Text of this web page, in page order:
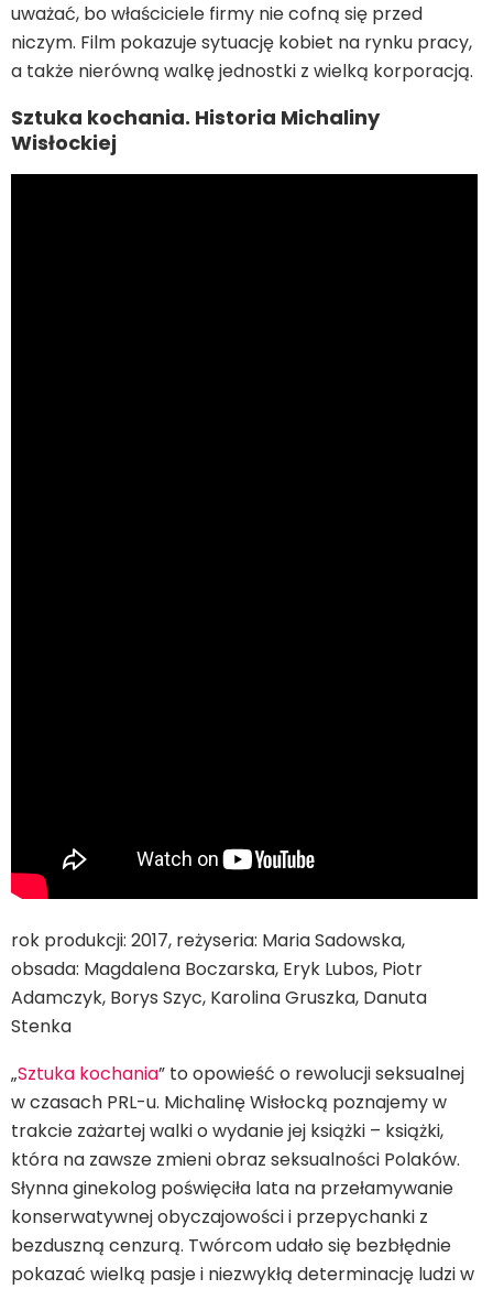
uważać, bo właściciele firmy nie cofną się przed
niczym. Film pokazuje sytuację kobiet na rynku pracy,
a także nierówną walkę jednostki z wielką korporacją.
Sztuka kochania. Historia Michaliny
Wisłockiej
rok produkcji: 2017, reżyseria: Maria Sadowska,
obsada: Magdalena Boczarska, Eryk Lubos, Piotr
Adamczyk, Borys Szyc, Karolina Gruszka, Danuta
Stenka
„Sztuka kochania” to opowieść o rewolucji seksualnej
w czasach PRL-u. Michalinę Wisłocką poznajemy w
trakcie zażartej walki o wydanie jej książki – książki,
która na zawsze zmieni obraz seksualności Polaków.
Słynna ginekolog poświęciła lata na przełamywanie
konserwatywnej obyczajowości i przepychanki z
bezduszną cenzurą. Twórcom udało się bezbłędnie
pokazać wielką pasje i niezwykłą determinację ludzi w